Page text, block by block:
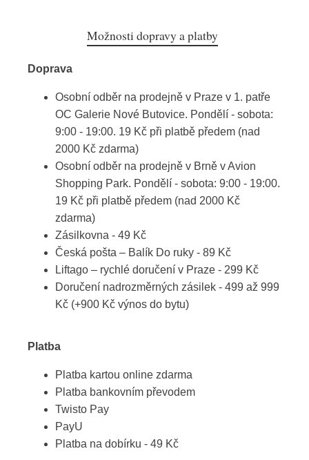
Možnosti dopravy a platby
Doprava
Osobní odběr na prodejně v Praze v 1. patře
OC Galerie Nové Butovice. Pondělí - sobota:
9:00 - 19:00. 19 Kč při platbě předem (nad
2000 Kč zdarma)
Osobní odběr na prodejně v Brně v Avion
Shopping Park. Pondělí - sobota: 9:00 - 19:00.
19 Kč při platbě předem (nad 2000 Kč
zdarma)
Zásilkovna - 49 Kč
Česká pošta – Balík Do ruky - 89 Kč
Liftago – rychlé doručení v Praze - 299 Kč
Doručení nadrozměrných zásilek - 499 až 999
Kč (+900 Kč výnos do bytu)
Platba
Platba kartou online zdarma
Platba bankovním převodem
Twisto Pay
PayU
Platba na dobírku - 49 Kč